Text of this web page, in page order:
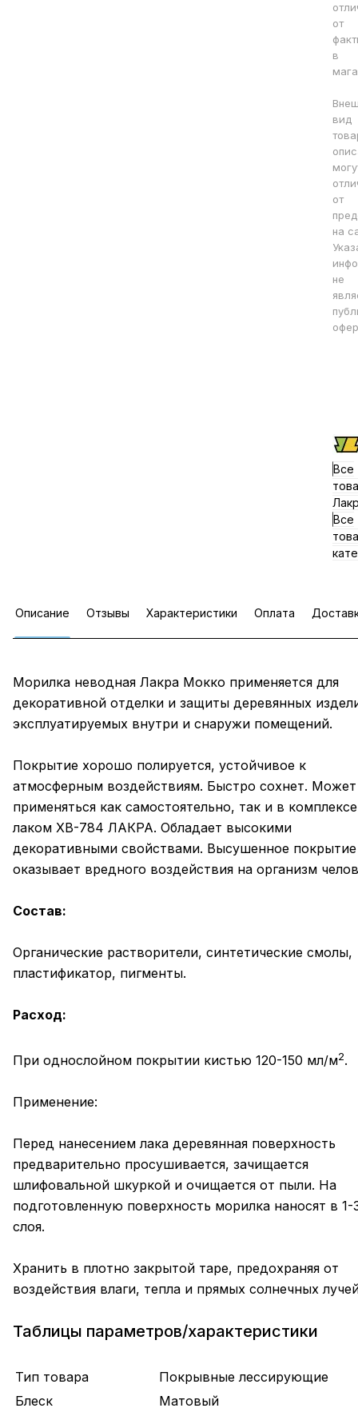
от
в
вид
от
на
не
Все
Все
Описание Отзывы Характеристики Оплата
Морилка неводная Лакра Мокко применяется для
декоративной отделки и защиты деревянных
эксплуатируемых внутри и снаружи помещений.
Покрытие хорошо полируется, устойчивое к
атмосферным воздействиям. Быстро сохнет. Может
применяться как самостоятельно, так и в
лаком ХВ-784 ЛАКРА. Обладает высокими
декоративными свойствами. Высушенное
оказывает вредного воздействия на организм
Состав:
Органические растворители, синтетические смолы,
пластификатор, пигменты.
Расход:
При однослойном покрытии кистью 120-150 мл/м2.
Применение:
Перед нанесением лака деревянная поверхность
предварительно просушивается, зачищается
шлифовальной шкуркой и очищается от пыли. На
подготовленную поверхность морилка наносят в 1-
слоя.
Хранить в плотно закрытой таре, предохраняя от
воздействия влаги, тепла и прямых солнечных
Таблицы параметров/характеристики
Тип товара
Покрывные лессирующие
Блеск
Матовый